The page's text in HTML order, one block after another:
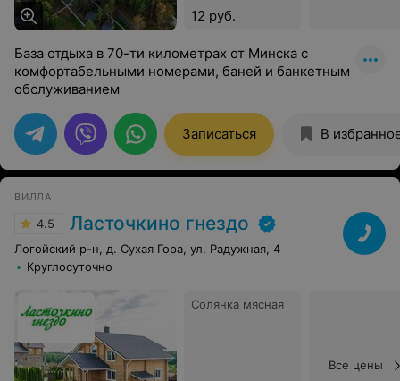
12 руб.
База отдыха в 70-ти километрах от Минска с
комфортабельными номерами, баней и банкетным
обслуживанием
Записаться В
ВИЛЛА
4.5 Ласточкино гнездо
Логойский р-н, д. Сухая Гора, ул. Радужная, 4
Круглосуточно
Солянка мясная
Все цены